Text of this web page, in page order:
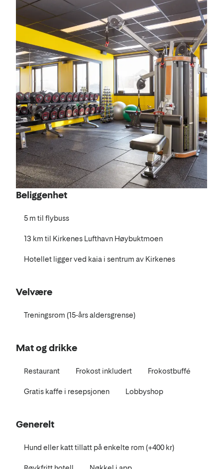
Beliggenhet
5 m til flybuss
13 km til Kirkenes Lufthavn Høybuktmoen
Hotellet ligger ved kaia i sentrum av Kirkenes
Velvære
Treningsrom (15-års aldersgrense)
Mat og drikke
Restaurant Frokost inkludert Frokostbuffé
Gratis kaffe i resepsjonen Lobbyshop
Generelt
Hund eller katt tillatt på enkelte rom (+400 kr)